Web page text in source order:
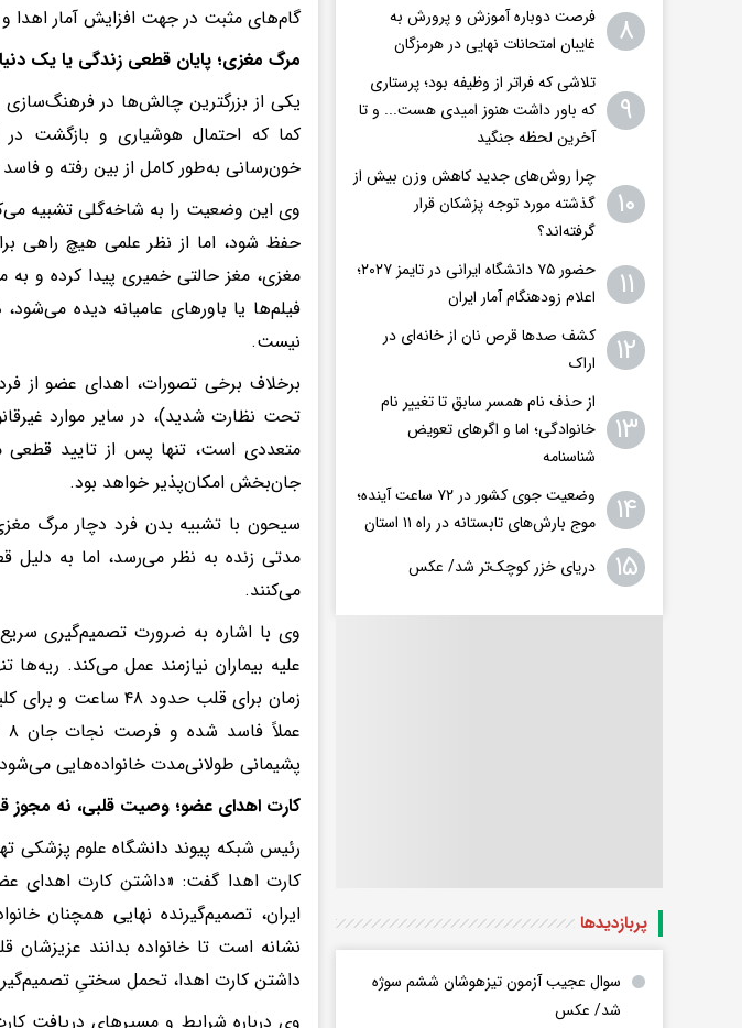
گام‌های مثبت در جهت افزایش آمار اهدا
مرگ مغزی؛ پایان قطعی زندگی یا یک
یکی از بزرگترین چالش‌ها در
کما که احتمال هوشیاری و بازگشت
خون‌رسانی به‌طور کامل از بین رفته و
وی این وضعیت را به شاخه‌گلی تشبیه
حفظ شود، اما از نظر علمی هیچ راهی
مغزی، مغز حالتی خمیری پیدا کرده و
فیلم‌ها یا باورهای عامیانه دیده
نیست.
برخلاف برخی تصورات، اهدای عضو از
تحت نظارت شدید)، در سایر موارد
متعددی است، تنها پس از تایید
جان‌بخش امکان‌پذیر خواهد بود.
سیحون با تشبیه بدن فرد دچار مرگ
مدتی زنده به نظر می‌رسد، اما به دلیل
می‌کنند.
وی با اشاره به ضرورت تصمیم‌گیری
پشیمانی طولانی‌مدت خانواده‌هایی
کارت اهدای عضو؛ وصیت قلبی، نه
رئیس شبکه پیوند دانشگاه علوم پزشکی
کارت اهدا گفت: «داشتن کارت اهدای
ایران، تصمیم‌گیرنده نهایی همچنان
نشانه است تا خانواده بدانند
داشتن کارت اهدا، تحمل سختیِ تصمیم‌گیری
۸
فرصت دوباره آموزش و پرورش به
غایبان امتحانات نهایی در هرمزگان
۹
تلاشی که فراتر از وظیفه بود؛ پرستاری
که باور داشت هنوز امیدی هست... و تا
آخرین لحظه جنگید
۱۰
چرا روش‌های جدید کاهش وزن بیش از
گذشته مورد توجه پزشکان قرار
گرفته‌اند؟
۱۱
حضور ۷۵ دانشگاه ایرانی در تایمز ۲۰۲۷؛
اعلام زودهنگام آمار ایران
۱۲
کشف صدها قرص نان از خانه‌ای در
اراک
۱۳
از حذف نام همسر سابق تا تغییر نام
خانوادگی؛ اما و اگرهای تعویض
شناسنامه
۱۴
وضعیت جوی کشور در ۷۲ ساعت آینده؛
موج بارش‌های تابستانه در راه ۱۱ استان
۱۵ دریای خزر کوچک‌تر شد/ عکس
پربازدید‌ها
سوال عجیب آزمون تیزهوشان ششم سوژه
شد/ عکس